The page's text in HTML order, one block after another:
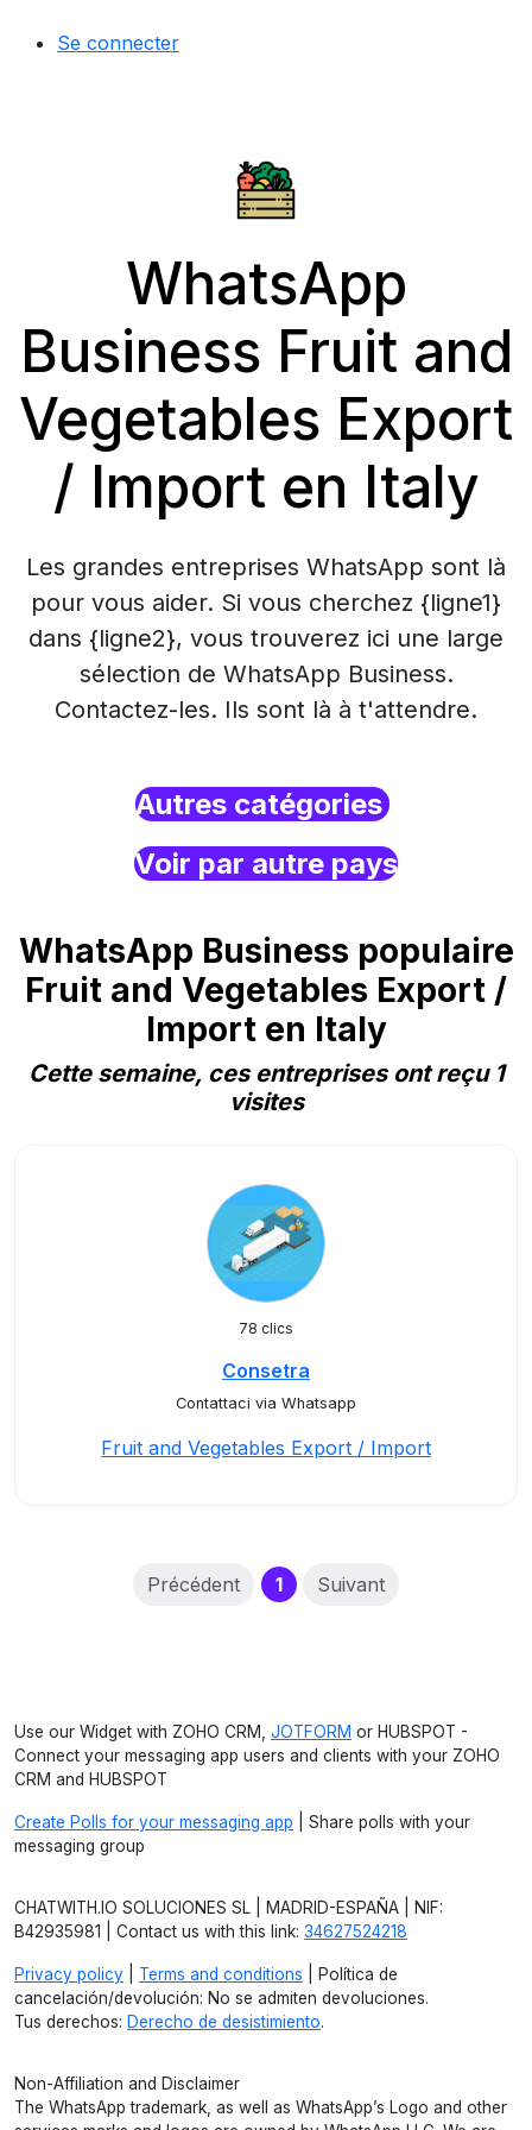
Se connecter
WhatsApp
Business Fruit and
Vegetables Export
/ Import en Italy
Les grandes entreprises WhatsApp sont là
pour vous aider. Si vous cherchez {ligne1}
dans {ligne2}, vous trouverez ici une large
sélection de WhatsApp Business.
Contactez-les. Ils sont là à t'attendre.
Autres catégories
Voir par autre pays
WhatsApp Business populaire
Fruit and Vegetables Export /
Import en Italy
Cette semaine, ces entreprises ont reçu 1
visites
78 clics
Consetra
Contattaci via Whatsapp
Fruit and Vegetables Export / Import
Précédent 1(current)
Suivant
Use our Widget with ZOHO CRM, JOTFORM or HUBSPOT -
Connect your messaging app users and clients with your ZOHO
CRM and HUBSPOT
Create Polls for your messaging app | Share polls with your
messaging group
CHATWITH.IO SOLUCIONES SL | MADRID-ESPAÑA | NIF:
B42935981 | Contact us with this link: 34627524218
Privacy policy Terms and conditions | Política de
cancelación/devolución: No se admiten devoluciones.
Tus derechos: Derecho de desistimiento.
Non-Affiliation and Disclaimer
The WhatsApp trademark, as well as WhatsApp’s Logo and other